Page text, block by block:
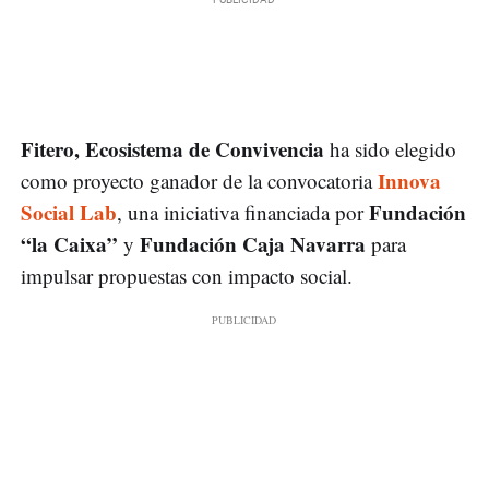
Fitero, Ecosistema de Convivencia ha sido elegido
como proyecto ganador de la convocatoriaInnova
Social Lab, una iniciativa financiada porFundación
“la Caixa” y Fundación Caja Navarra para
impulsar propuestas con impacto social.